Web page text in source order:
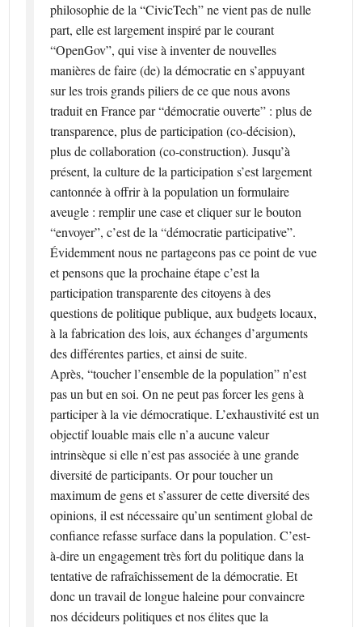
philosophie de la “CivicTech” ne vient pas de nulle
part, elle est largement inspiré par le courant
“OpenGov”, qui vise à inventer de nouvelles
manières de faire (de) la démocratie en s’appuyant
sur les trois grands piliers de ce que nous avons
traduit en France par “démocratie ouverte” : plus de
transparence, plus de participation (co-décision),
plus de collaboration (co-construction). Jusqu’à
présent, la culture de la participation s’est largement
cantonnée à offrir à la population un formulaire
aveugle : remplir une case et cliquer sur le bouton
“envoyer”, c’est de la “démocratie participative”.
Évidemment nous ne partageons pas ce point de vue
et pensons que la prochaine étape c’est la
participation transparente des citoyens à des
questions de politique publique, aux budgets locaux,
à la fabrication des lois, aux échanges d’arguments
des différentes parties, et ainsi de suite.
Après, “toucher l’ensemble de la population” n’est
pas un but en soi. On ne peut pas forcer les gens à
participer à la vie démocratique. L’exhaustivité est un
objectif louable mais elle n’a aucune valeur
intrinsèque si elle n’est pas associée à une grande
diversité de participants. Or pour toucher un
maximum de gens et s’assurer de cette diversité des
opinions, il est nécessaire qu’un sentiment global de
confiance refasse surface dans la population. C’est-
à-dire un engagement très fort du politique dans la
tentative de rafraîchissement de la démocratie. Et
donc un travail de longue haleine pour convaincre
nos décideurs politiques et nos élites que la